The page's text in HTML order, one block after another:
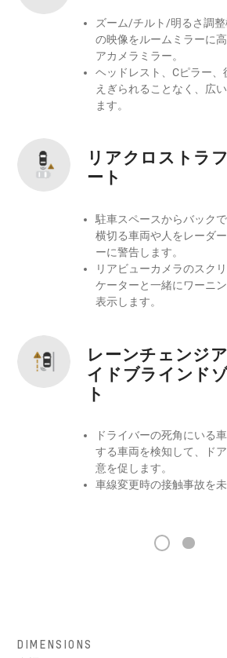
ズーム/チルト/明るさ調
の映像をルームミラーに
アカメラミラー。
ヘッドレスト、Cピラー、
えぎられることなく、広
ます。
リアクロストラ
ート
駐車スペースからバック
横切る車両や人をレーダ
ーに警告します。
リアビューカメラのスク
ケーターと一緒にワーニ
表示します。
レーンチェンジ
イドブラインド
ト
ドライバーの死角にいる
する車両を検知して、ド
意を促します。
車線変更時の接触事故を未
1 2
DIMENSIONS